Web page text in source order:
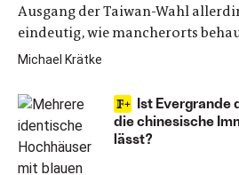
Ausgang der Taiwan-Wahl
eindeutig, wie mancherorts
Michael Krätke
Ist Evergrande
die chinesische
lässt?